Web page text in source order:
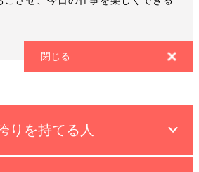
閉じる
りを持てる人